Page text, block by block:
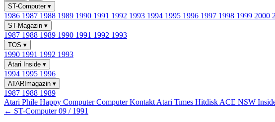
ST-Computer ▾
1986 1987 1988 1989 1990 1991 1992 1993 1994 1995 1996 1997 1998 1999 2000
ST-Magazin ▾
1987 1988 1989 1990 1991 1992 1993
TOS ▾
1990 1991 1992 1993
Atari Inside ▾
1994 1995 1996
ATARImagazin ▾
1987 1988 1989
Atari Phile Happy ComputerComputer Kontakt Atari Times Hitdisk ACE NSW
← ST-Computer 09 / 1991